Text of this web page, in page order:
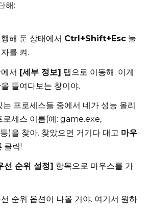
해:
해 둔 상태에서 Ctrl+Shift+Esc 눌
를 켜.
서 [세부 정보] 탭으로 이동해. 이게
들여다보는 창이야.
는 프로세스들 중에서 네가 성능 올리
로세스 이름(예: game.exe,
)을 찾아. 찾았으면 거기다 대고 마우
클릭!
선 순위 설정] 항목으로 마우스를 가
순위 옵션이 나올 거야. 여기서 원하